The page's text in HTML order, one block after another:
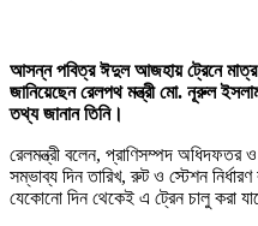
আসন্ন পবিত্র ঈদুল আজহায় ট্রেনে মাত্র
জানিয়েছেন রেলপথ মন্ত্রী মো. নূরুল
তথ্য জানান তিনি।
রেলমন্ত্রী বলেন, প্রাণিসম্পদ অধিদফতর
সম্ভাব্য দিন তারিখ, রুট ও স্টেশন
যেকোনো দিন থেকেই এ ট্রেন চালু করা